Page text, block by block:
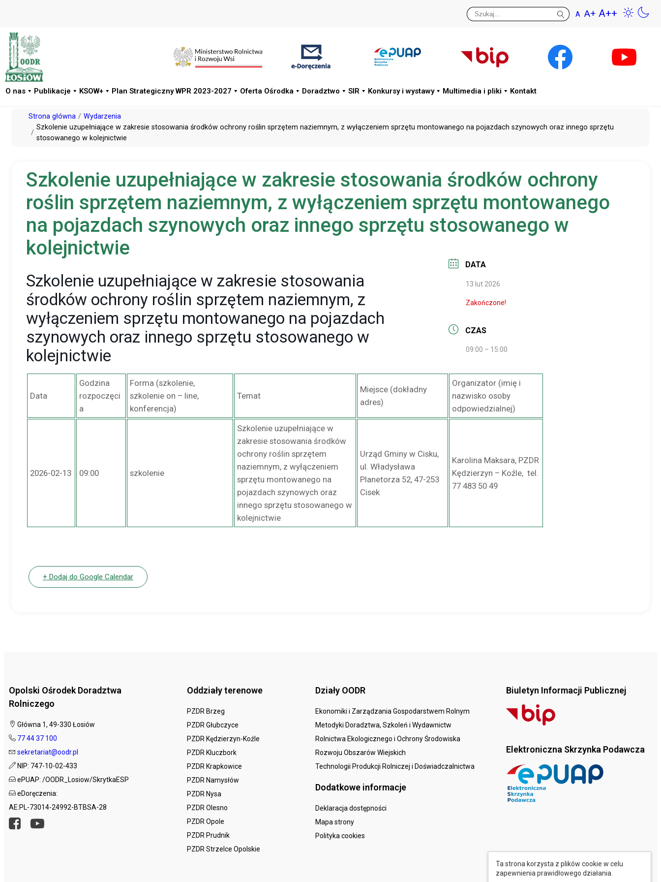
Przejdź
A A+ A++
O nas Publikacje KSOW+ Plan Strategiczny WPR 2023-2027 Oferta Ośrodka Doradztwo SIR Konkursy i wystawy Multimedia i pliki Kontakt
Strona główna
Wydarzenia
Szkolenie uzupełniające w zakresie stosowania środków ochrony roślin sprzętem naziemnym, z wyłączeniem sprzętu montowanego na pojazdach szynowych oraz innego sprzętu
stosowanego w kolejnictwie
Szkolenie uzupełniające w zakresie stosowania środków ochrony
roślin sprzętem naziemnym, z wyłączeniem sprzętu montowanego
na pojazdach szynowych oraz innego sprzętu stosowanego w
kolejnictwie
Szkolenie uzupełniające w zakresie stosowania
środków ochrony roślin sprzętem naziemnym, z
wyłączeniem sprzętu montowanego na pojazdach
szynowych oraz innego sprzętu stosowanego w
kolejnictwie
Data
Godzina
rozpoczęci
a
Forma (szkolenie,
szkolenie on – line,
konferencja)
Temat
Miejsce (dokładny
adres)
Organizator (imię i
nazwisko osoby
odpowiedzialnej)
2026-02-13 09:00 szkolenie
Szkolenie uzupełniające w
zakresie stosowania środków
ochrony roślin sprzętem
naziemnym, z wyłączeniem
sprzętu montowanego na
pojazdach szynowych oraz
innego sprzętu stosowanego w
kolejnictwie
Urząd Gminy w Cisku,
ul. Władysława
Planetorza 52, 47-253
Cisek
Karolina Maksara, PZDR
Kędzierzyn – Koźle, tel.
77 483 50 49
+ Dodaj do Google Calendar
DATA
13 lut 2026
Zakończone!
CZAS
09:00 – 15:00
Opolski Ośrodek Doradztwa
Rolniczego
Główna 1, 49-330 Łosiów
77 44 37 100
sekretariat@oodr.pl
NIP: 747-10-02-433
ePUAP: /OODR_Losiow/SkrytkaESP
eDoręczenia:
AE:PL-73014-24992-BTBSA-28
Oddziały terenowe
PZDR Brzeg
PZDR Głubczyce
PZDR Kędzierzyn-Koźle
PZDR Kluczbork
PZDR Krapkowice
PZDR Namysłów
PZDR Nysa
PZDR Olesno
PZDR Opole
PZDR Prudnik
PZDR Strzelce Opolskie
Działy OODR
Ekonomiki i Zarządzania Gospodarstwem Rolnym
Metodyki Doradztwa, Szkoleń i Wydawnictw
Rolnictwa Ekologicznego i Ochrony Środowiska
Rozwoju Obszarów Wiejskich
Technologii Produkcji Rolniczej i Doświadczalnictwa
Dodatkowe informacje
Deklaracja dostępności
Mapa strony
Polityka cookies
Biuletyn Informacji Publicznej
Elektroniczna Skrzynka Podawcza
Ta strona korzysta z plików cookie w celu
zapewnienia prawidłowego działania.